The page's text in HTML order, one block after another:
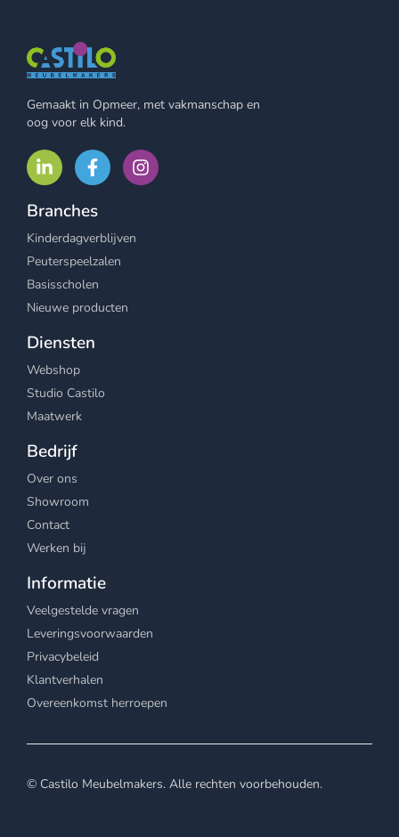
Gemaakt in Opmeer, met vakmanschap en
oog voor elk kind.
Branches
Kinderdagverblijven
Peuterspeelzalen
Basisscholen
Nieuwe producten
Diensten
Webshop
Studio Castilo
Maatwerk
Bedrijf
Over ons
Showroom
Contact
Werken bij
Informatie
Veelgestelde vragen
Leveringsvoorwaarden
Privacybeleid
Klantverhalen
Overeenkomst herroepen
© Castilo Meubelmakers. Alle rechten voorbehouden.